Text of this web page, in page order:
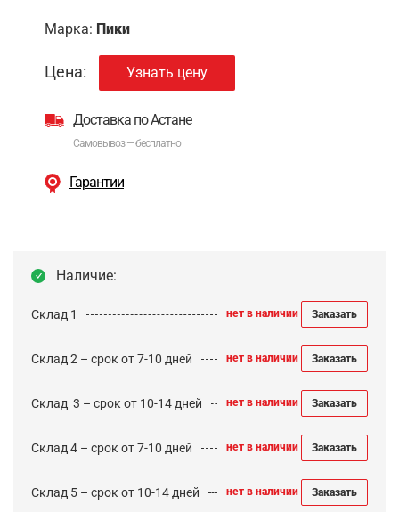
Марка: Пики
Цена: Узнать цену
Доставка по Астане
Самовывоз — бесплатно
Гарантии
Наличие:
Склад 1 нет в наличии Заказать
Склад 2 – срок от 7-10 дней нет в наличии Заказать
Cклад 3 – срок от 10-14 дней нет в наличии Заказать
Склад 4 – срок от 7-10 дней нет в наличии Заказать
Склад 5 – срок от 10-14 дней нет в наличии Заказать